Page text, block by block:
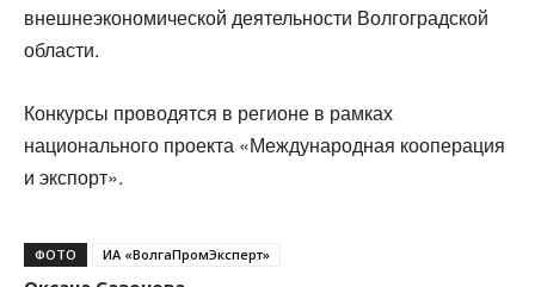
внешнеэкономической деятельности Волгоградской
области.
Конкурсы проводятся в регионе в рамках
национального проекта «Международная кооперация
и экспорт».
ФОТО ИА «ВолгаПромЭксперт»